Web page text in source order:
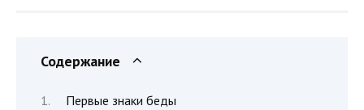
Содержание
Первые знаки беды